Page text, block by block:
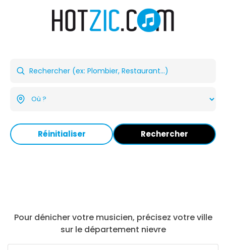
Réinitialiser Rechercher
Pour dénicher votre musicien, précisez votre ville
sur le département nievre